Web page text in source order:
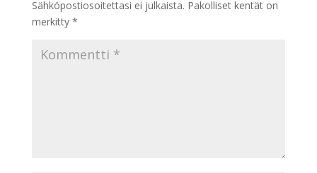
Sähköpostiosoitettasi ei julkaista. Pakolliset kentät on
merkitty *